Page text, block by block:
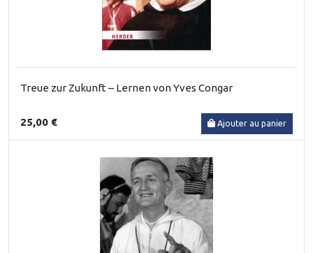
Treue zur Zukunft – Lernen von Yves Congar
25,00 € Ajouter au panier